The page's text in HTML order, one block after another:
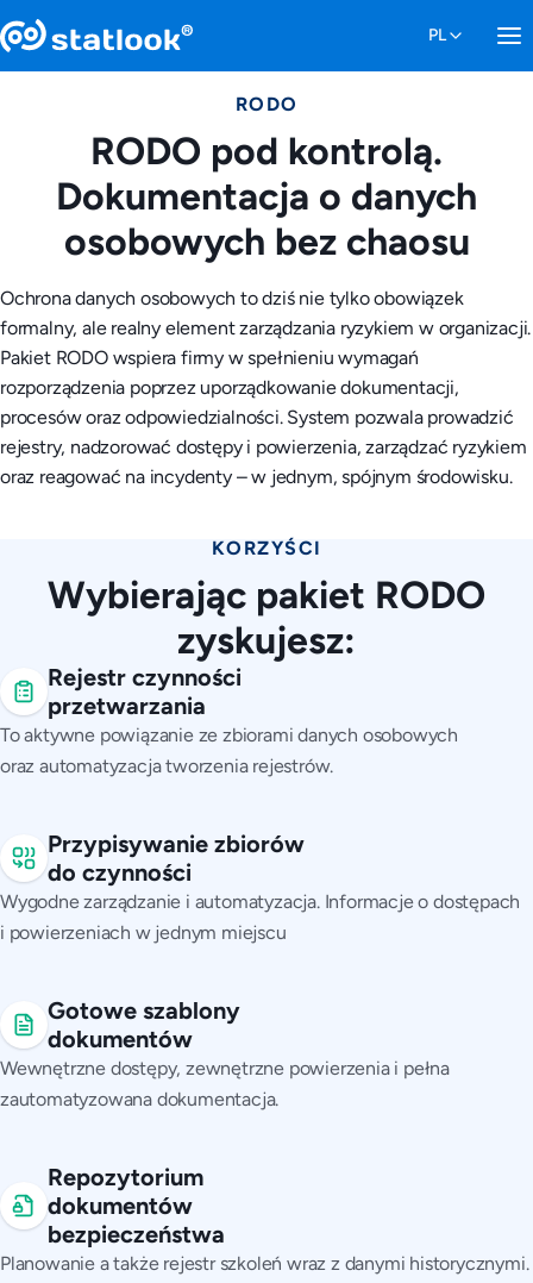
RODO
RODO pod kontrolą.
Dokumentacja o danych
osobowych bez chaosu
Ochrona danych osobowych to dziś nie tylko obowiązek
formalny, ale realny element zarządzania ryzykiem w organizacji.
Pakiet RODO wspiera firmy w spełnieniu wymagań
rozporządzenia poprzez uporządkowanie dokumentacji,
procesów oraz odpowiedzialności. System pozwala prowadzić
rejestry, nadzorować dostępy i powierzenia, zarządzać ryzykiem
oraz reagować na incydenty – w jednym, spójnym środowisku.
KORZYŚCI
Wybierając pakiet RODO
zyskujesz:
Rejestr czynności
przetwarzania
To aktywne powiązanie ze zbiorami danych osobowych
oraz automatyzacja tworzenia rejestrów.
Przypisywanie zbiorów
do czynności
Wygodne zarządzanie i automatyzacja. Informacje o dostępach
i powierzeniach w jednym miejscu
Gotowe szablony
dokumentów
Wewnętrzne dostępy, zewnętrzne powierzenia i pełna
zautomatyzowana dokumentacja.
Repozytorium
dokumentów
bezpieczeństwa
Planowanie a także rejestr szkoleń wraz z danymi historycznymi.